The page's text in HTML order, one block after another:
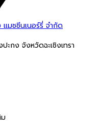
มชชีนเนอร์รี่ จำกัด
ะกง จังหวัดฉะเชิงเทรา